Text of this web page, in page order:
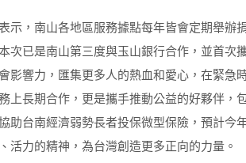
示，南山各地區服務據點每年皆會定期舉辦
次已是南山第三度與玉山銀行合作，並首次
影響力，匯集更多人的熱血和愛心，在緊急
上長期合作，更是攜手推動公益的好夥伴，
助台南經濟弱勢長者投保微型保險，預計今
活力的精神，為台灣創造更多正向的力量。